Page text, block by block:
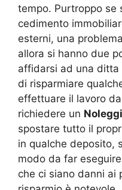
tempo. Purtroppo se
cedimento
esterni, una
allora si hanno due
affidarsi ad una ditta
di risparmiare
effettuare il lavoro
richiedere un
spostare tutto il
in qualche deposito,
modo da far
che ci siano danni ai